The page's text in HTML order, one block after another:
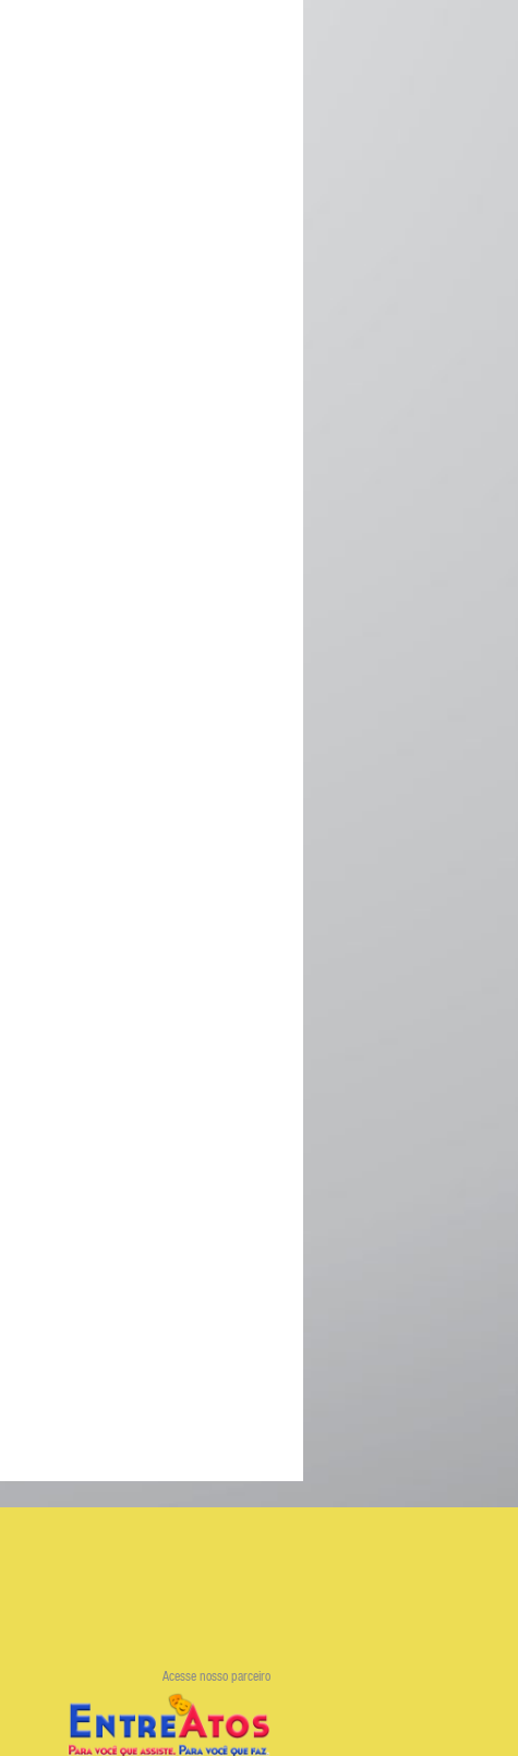
Acesse nosso parceiro